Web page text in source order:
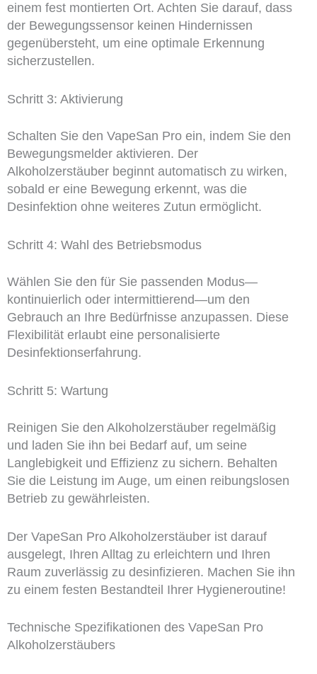
einem fest montierten Ort. Achten Sie darauf, dass
der Bewegungssensor keinen Hindernissen
gegenübersteht, um eine optimale Erkennung
sicherzustellen.
Schritt 3: Aktivierung
Schalten Sie den VapeSan Pro ein, indem Sie den
Bewegungsmelder aktivieren. Der
Alkoholzerstäuber beginnt automatisch zu wirken,
sobald er eine Bewegung erkennt, was die
Desinfektion ohne weiteres Zutun ermöglicht.
Schritt 4: Wahl des Betriebsmodus
Wählen Sie den für Sie passenden Modus—
kontinuierlich oder intermittierend—um den
Gebrauch an Ihre Bedürfnisse anzupassen. Diese
Flexibilität erlaubt eine personalisierte
Desinfektionserfahrung.
Schritt 5: Wartung
Reinigen Sie den Alkoholzerstäuber regelmäßig
und laden Sie ihn bei Bedarf auf, um seine
Langlebigkeit und Effizienz zu sichern. Behalten
Sie die Leistung im Auge, um einen reibungslosen
Betrieb zu gewährleisten.
Der VapeSan Pro Alkoholzerstäuber ist darauf
ausgelegt, Ihren Alltag zu erleichtern und Ihren
Raum zuverlässig zu desinfizieren. Machen Sie ihn
zu einem festen Bestandteil Ihrer Hygieneroutine!
Technische Spezifikationen des VapeSan Pro
Alkoholzerstäubers